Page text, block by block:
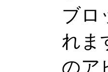
ブロ
れま
のア